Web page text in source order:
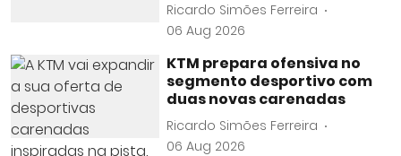
Ricardo Simões Ferreira
06 Aug 2026
KTM prepara ofensiva no
segmento desportivo com
duas novas carenadas
Ricardo Simões Ferreira
06 Aug 2026